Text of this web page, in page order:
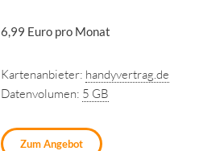
6,99 Euro pro Monat
Kartenanbieter: handyvertrag.de
Datenvolumen: 5 GB
Zum Angebot